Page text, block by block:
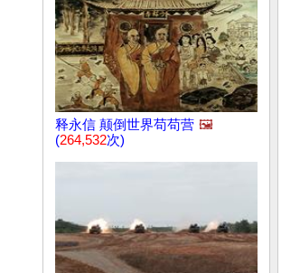
释永信 颠倒世界苟苟营 🖼️
(264,532次)